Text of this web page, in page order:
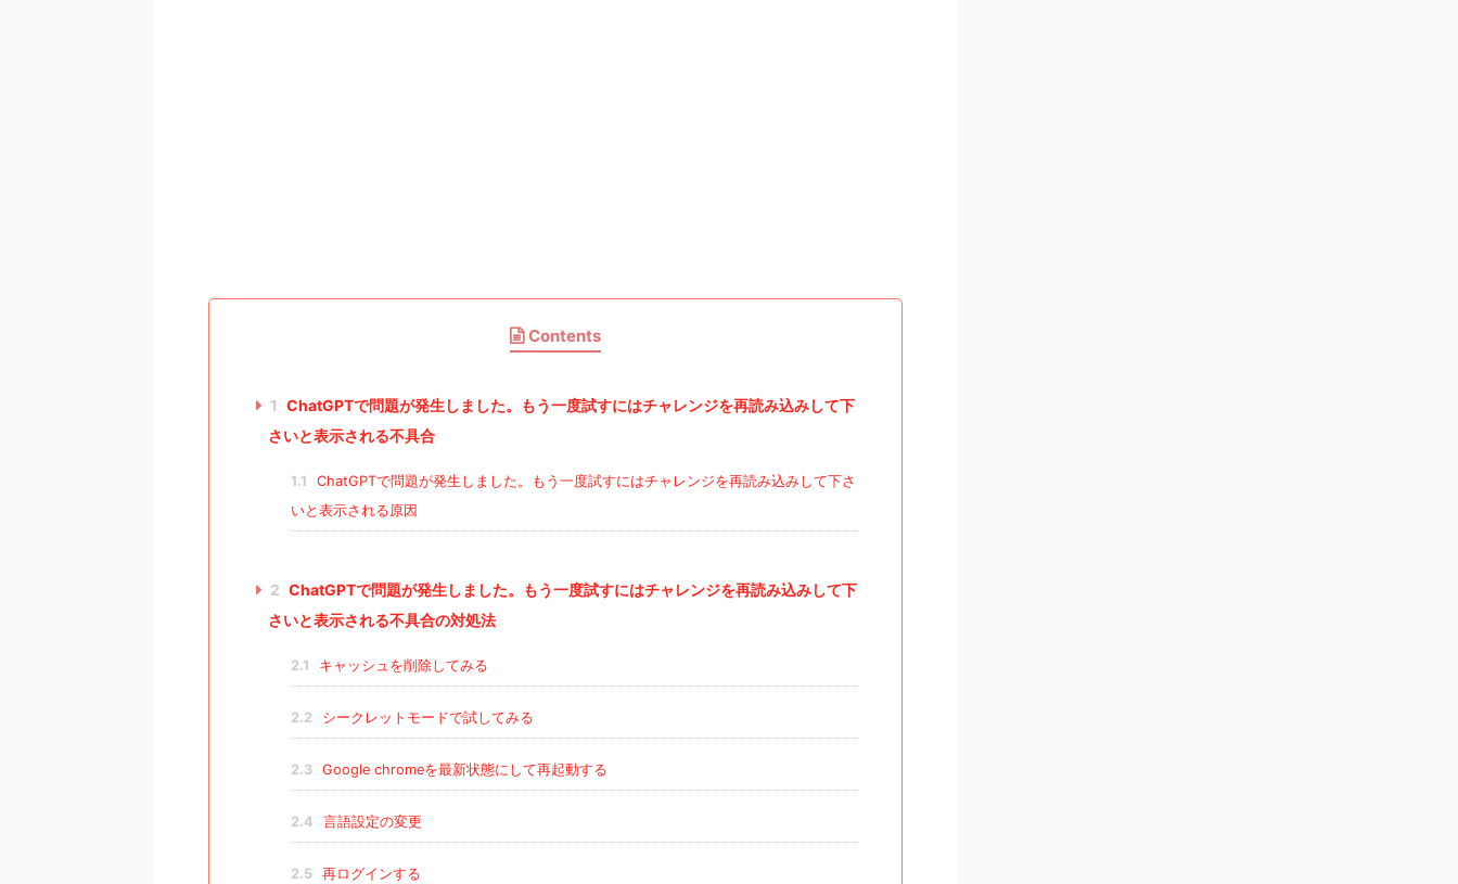
Contents
1 ChatGPTで問題が発生しました。もう一度試すにはチャレンジを再読み込みして下
さいと表示される不具合
1.1
ChatGPTで問題が発生しました。もう一度試すにはチャレンジを再読み込みして下さ
いと表示される原因
2 ChatGPTで問題が発生しました。もう一度試すにはチャレンジを再読み込みして下
さいと表示される不具合の対処法
2.1 キャッシュを削除してみる
2.2 シークレットモードで試してみる
2.3 Google chromeを最新状態にして再起動する
2.4 言語設定の変更
2.5 再ログインする